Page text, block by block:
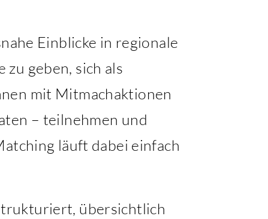
Einblicke in regionale
geben, sich als
mit Mitmachaktionen
– teilnehmen und
läuft dabei einfach
übersichtlich